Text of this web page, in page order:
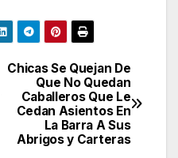
Chicas Se Quejan De
Que No Quedan
Caballeros Que Le
Cedan Asientos En
La Barra A Sus
Abrigos y Carteras